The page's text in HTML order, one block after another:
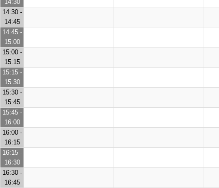
14:30
14:30 -
14:45
14:45 -
15:00
15:00 -
15:15
15:15 -
15:30
15:30 -
15:45
15:45 -
16:00
16:00 -
16:15
16:15 -
16:30
16:30 -
16:45